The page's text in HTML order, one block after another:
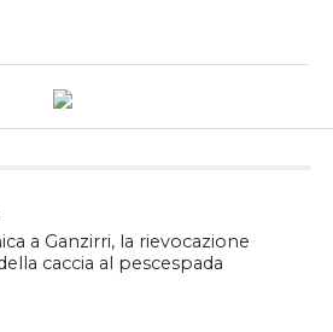
a Ganzirri, la rievocazione
caccia al pescespada